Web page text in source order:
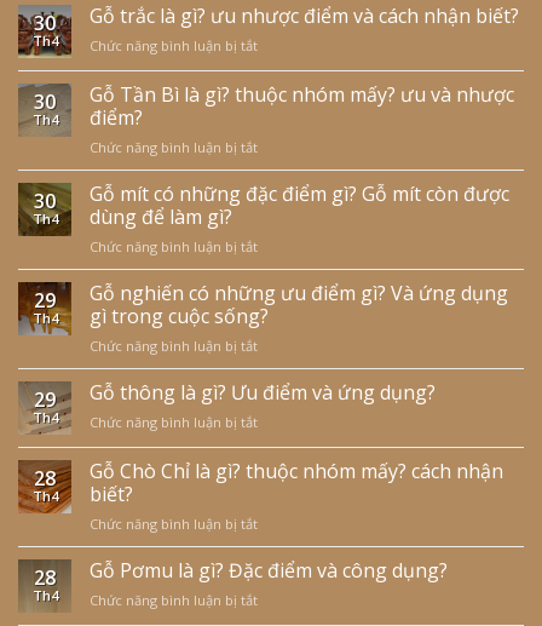
30
Th4
Gỗ trắc là gì? ưu nhược điểm và cách nhận biết?
Chức năng bình luận bị tắt
trắc
là
nhược
điểm
và
biết?
30
Th4
Gỗ Tần Bì là gì? thuộc nhóm mấy? ưu và nhược
điểm?
Chức năng bình luận bị tắt
Gỗ
Tần
Bì
thuộc
nhóm
mấy?
ưu
nhược
điểm?
30
Th4
Gỗ mít có những đặc điểm gì? Gỗ mít còn được
dùng để làm gì?
Chức năng bình luận bị tắt
Gỗ
mít
có
những
điểm
gì?
còn
được
29
Th4
Gỗ nghiến có những ưu điểm gì? Và ứng dụng
gì trong cuộc sống?
Chức năng bình luận bị tắt
Gỗ
nghiến
ưu
điểm
dụng
gì
29
Th4
Gỗ thông là gì? Ưu điểm và ứng dụng?
Chức năng bình luận bị tắt
thông
là
điểm
và
28
Th4
Gỗ Chò Chỉ là gì? thuộc nhóm mấy? cách nhận
biết?
Chức năng bình luận bị tắt
Gỗ
Chò
28
Th4
Gỗ Pơmu là gì? Đặc điểm và công dụng?
Chức năng bình luận bị tắt